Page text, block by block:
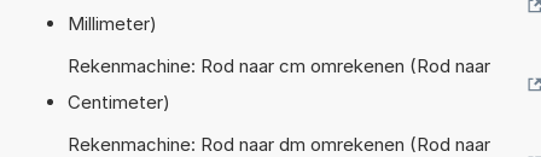
Millimeter)
Rekenmachine: Rod naar cm omrekenen (Rod naar
Centimeter)
Rekenmachine: Rod naar dm omrekenen (Rod naar